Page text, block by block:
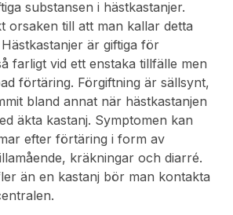
substansen i hästkastanjer.
orsaken till att man kallar detta
är giftiga för
farligt vid ett enstaka tillfälle men
förtäring. Förgiftning är sällsynt,
bland annat när hästkastanjen
äkta kastanj. Symptomen kan
efter förtäring i form av
kräkningar och diarré.
än en kastanj bör man kontakta